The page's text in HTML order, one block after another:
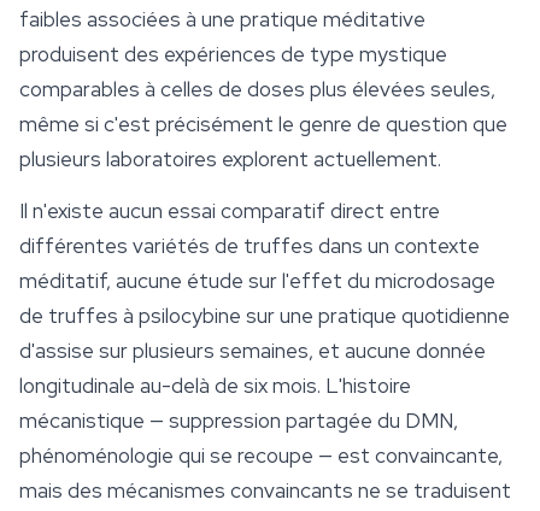
faibles associées à une pratique méditative
produisent des expériences de type mystique
comparables à celles de doses plus élevées seules,
même si c'est précisément le genre de question que
plusieurs laboratoires explorent actuellement.
Il n'existe aucun essai comparatif direct entre
différentes variétés de truffes dans un contexte
méditatif, aucune étude sur l'effet du microdosage
de truffes à psilocybine sur une pratique quotidienne
d'assise sur plusieurs semaines, et aucune donnée
longitudinale au-delà de six mois. L'histoire
mécanistique — suppression partagée du DMN,
phénoménologie qui se recoupe — est convaincante,
mais des mécanismes convaincants ne se traduisent